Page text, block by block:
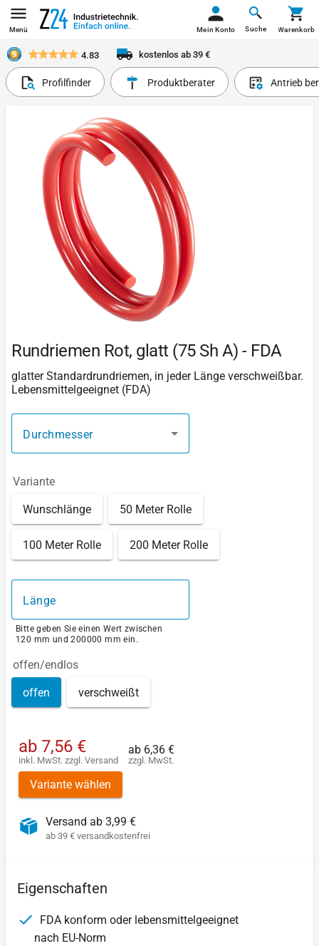
Menü Suche
Mein Konto Warenkorb
4.83 kostenlos ab 39 €
Profilfinder Produktberater Antrieb
Rundriemen Rot, glatt (75 Sh A) - FDA
glatter Standardrundriemen, in jeder Länge verschweißbar.
Lebensmittelgeeignet (FDA)
Durchmesser
Variante
Wunschlänge 50 Meter Rolle
100 Meter Rolle 200 Meter Rolle
Länge
Bitte geben Sie einen Wert zwischen
120 mm und 200000 mm ein.
offen/endlos
offen verschweißt
ab 7,56 €
inkl. MwSt. zzgl. Versand
ab 6,36 €
zzgl. MwSt.
Variante wählen
Versand ab 3,99 €
ab 39 € versandkostenfrei
Eigenschaften
FDA konform oder lebensmittelgeeignet
nach EU-Norm